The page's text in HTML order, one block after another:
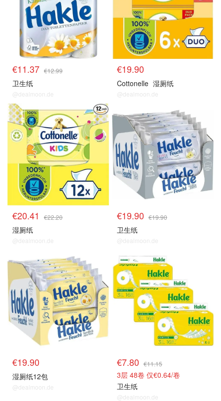
€11.37 €12.99
卫生纸
@dealmoon.de
€19.90
Cottonelle 湿厕纸
@dealmoon.de
€20.41 €22.20
湿厕纸
@dealmoon.de
€19.90 €19.90
卫生纸
@dealmoon.de
€19.90
湿厕纸12包
@dealmoon.de
€7.80 €11.15
3层 48卷 仅€0.64/卷
卫生纸
@dealmoon.de